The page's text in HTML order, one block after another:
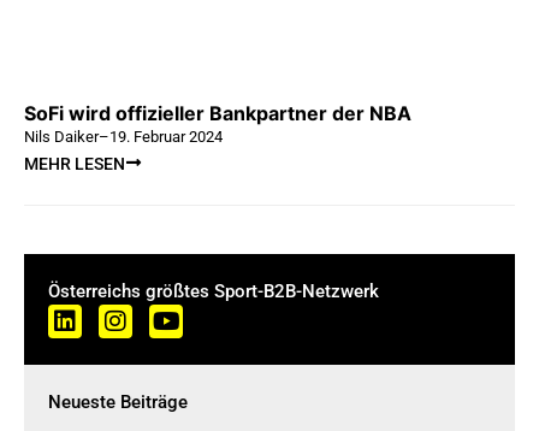
SoFi wird offizieller Bankpartner der NBA
Nils Daiker–19. Februar 2024
MEHR LESEN
Österreichs größtes Sport-B2B-Netzwerk
Neueste Beiträge